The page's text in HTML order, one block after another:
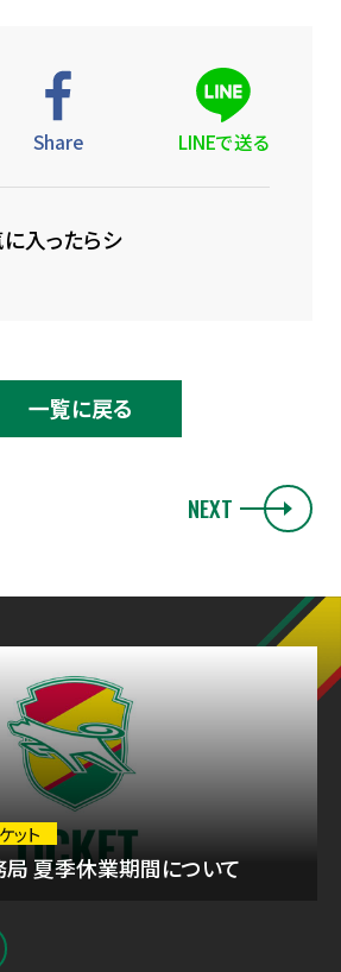
Share LINEで送る
入ったらシ
一覧に戻る
NEXT
ット
局 夏季休業期間について